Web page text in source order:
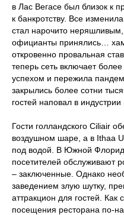
в Лас Вегасе был близок к
к банкротству. Все
стал нарочито неряшливым,
официанты принялись…
откровенно провальная
теперь сеть включает
успехом и пережила
закрылись более сотни
гостей наповал в
Гости голландского Ciliair
воздушном шаре, а в Ithaa
под водой. В Южной
посетителей обслуживают
– заключенные. Однако
заведением злую шутку,
аттракцион для гостей. Как
посещения ресторана по-